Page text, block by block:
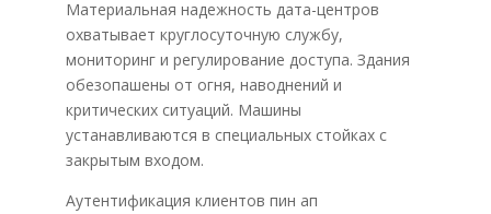
Материальная надежность дата-центров
охватывает круглосуточную службу,
мониторинг и регулирование доступа. Здания
обезопашены от огня, наводнений и
критических ситуаций. Машины
устанавливаются в специальных стойках с
закрытым входом.
Аутентификация клиентов пин ап